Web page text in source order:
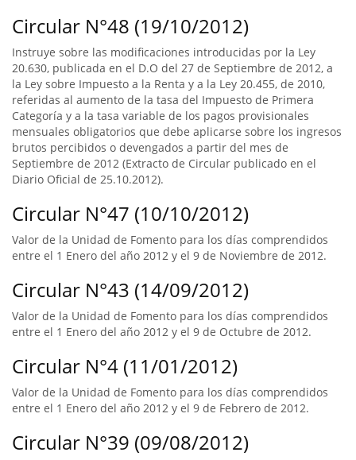
Circular N°48 (19/10/2012)
Instruye sobre las modificaciones introducidas por la Ley
20.630, publicada en el D.O del 27 de Septiembre de 2012, a
la Ley sobre Impuesto a la Renta y a la Ley 20.455, de 2010,
referidas al aumento de la tasa del Impuesto de Primera
Categoría y a la tasa variable de los pagos provisionales
mensuales obligatorios que debe aplicarse sobre los ingresos
brutos percibidos o devengados a partir del mes de
Septiembre de 2012 (Extracto de Circular publicado en el
Diario Oficial de 25.10.2012).
Circular N°47 (10/10/2012)
Valor de la Unidad de Fomento para los días comprendidos
entre el 1 Enero del año 2012 y el 9 de Noviembre de 2012.
Circular N°43 (14/09/2012)
Valor de la Unidad de Fomento para los días comprendidos
entre el 1 Enero del año 2012 y el 9 de Octubre de 2012.
Circular N°4 (11/01/2012)
Valor de la Unidad de Fomento para los días comprendidos
entre el 1 Enero del año 2012 y el 9 de Febrero de 2012.
Circular N°39 (09/08/2012)